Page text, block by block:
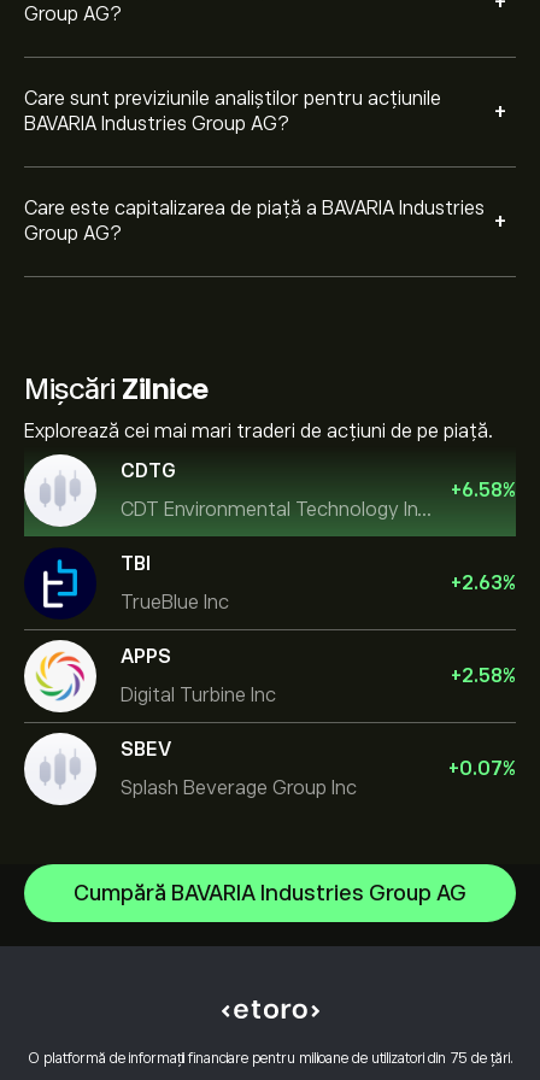
Group AG?
Care sunt previziunile analiștilor pentru acțiunile
BAVARIA Industries Group AG?
+
Care este capitalizarea de piață a BAVARIA Industries
Group AG?
+
Mișcări Zilnice
Explorează cei mai mari traderi de acțiuni de pe piață.
CDTG
CDT Environmental Technology Investment Holdings L
+6.58%
TBI
TrueBlue Inc
+2.63%
APPS
Digital Turbine Inc
+2.58%
SBEV
Splash Beverage Group Inc
+0.07%
Cumpără BAVARIA Industries Group AG
O platformă de informații financiare pentru milioane de utilizatori din 75 de țări.
NVIDIA Corporation
Amazon.com Inc
Advanced Micro Devices Inc
Cum să-ți verifici contul
Tranzacționare Responsabilă
Ce este Levierul și Marja
Recenzii eToro